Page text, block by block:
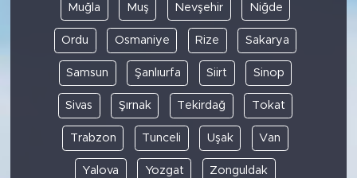
Muğla Muş Nevşehir Niğde
Ordu Osmaniye Rize Sakarya
Samsun Şanlıurfa Siirt Sinop
Sivas Şırnak Tekirdağ Tokat
Trabzon Tunceli Uşak Van
Yalova Yozgat Zonguldak